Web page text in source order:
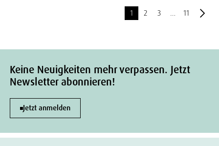
1 2 3 … 11
Keine Neuigkeiten mehr verpassen. Jetzt
Newsletter abonnieren!
Jetzt anmelden